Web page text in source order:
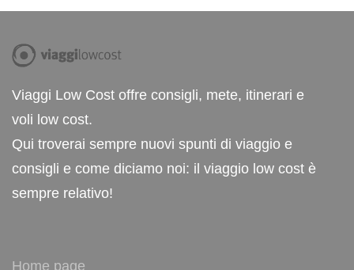
Viaggi Low Cost offre consigli, mete, itinerari e
voli low cost.
Qui troverai sempre nuovi spunti di viaggio e
consigli e come diciamo noi: il viaggio low cost è
sempre relativo!
Home page